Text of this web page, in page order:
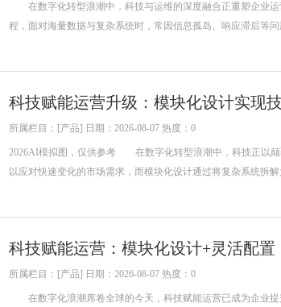
在数字化转型浪潮中，科技与运维的深度融合正重塑企业运
程，面对海量数据与复杂系统时，常因信息孤岛、响应滞后等
科技赋能运营升级：模块化设计实现
所属栏目：[产品] 日期：2026-08-07 热度：0
2026AI模拟图，仅供参考 在数字化转型浪潮中，科技正以颠
以应对快速变化的市场需求，而模块化设计通过将复杂系统拆
科技赋能运营：模块化设计+灵活配
所属栏目：[产品] 日期：2026-08-07 热度：0
在数字化浪潮席卷全球的今天，科技赋能运营已成为企业提